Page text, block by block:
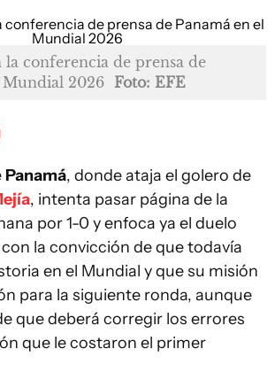
la conferencia de prensa de
Mundial 2026 Foto: EFE
Panamá, donde ataja el golero de
, intenta pasar página de la
por 1-0 y enfoca ya el duelo
la convicción de que todavía
en el Mundial y que su misión
para la siguiente ronda, aunque
que deberá corregir los errores
que le costaron el primer